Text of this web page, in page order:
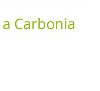
Carbonia